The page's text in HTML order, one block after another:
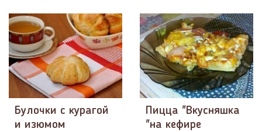
Булочки с курагой
и изюмом
Пицца "Вкусняшка
"на кефире